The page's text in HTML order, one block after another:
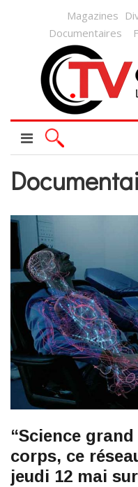
Magazines
Documentaires
“Science
corps, ce
jeudi 12 mai